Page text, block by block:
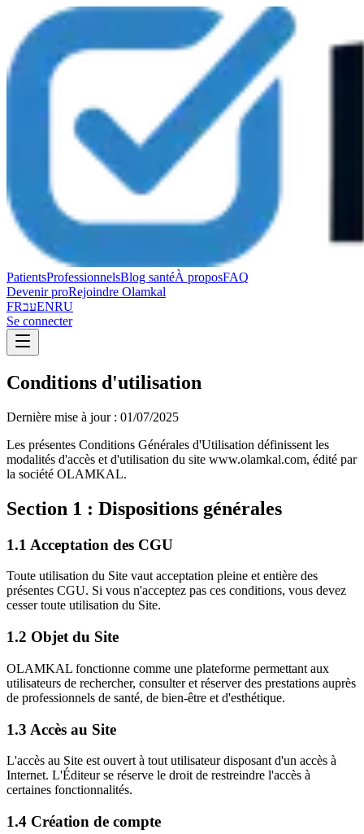
PatientsProfessionnelsBlog santéÀ proposFAQ
Devenir proRejoindre Olamkal
FRעבENRU
Se connecter
Conditions d'utilisation
Dernière mise à jour : 01/07/2025
Les présentes Conditions Générales d'Utilisation définissent les
modalités d'accès et d'utilisation du site www.olamkal.com, édité par
la société OLAMKAL.
Section 1 : Dispositions générales
1.1 Acceptation des CGU
Toute utilisation du Site vaut acceptation pleine et entière des
présentes CGU. Si vous n'acceptez pas ces conditions, vous devez
cesser toute utilisation du Site.
1.2 Objet du Site
OLAMKAL fonctionne comme une plateforme permettant aux
utilisateurs de rechercher, consulter et réserver des prestations auprès
de professionnels de santé, de bien-être et d'esthétique.
1.3 Accès au Site
L'accès au Site est ouvert à tout utilisateur disposant d'un accès à
Internet. L'Éditeur se réserve le droit de restreindre l'accès à
certaines fonctionnalités.
1.4 Création de compte